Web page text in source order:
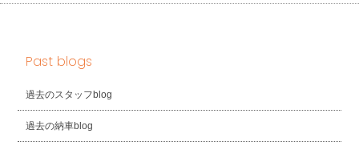
Past blogs
過去のスタッフblog
過去の納車blog